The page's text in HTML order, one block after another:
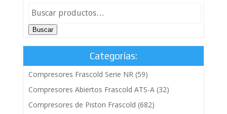
Buscar
Categorías:
Compresores Frascold Serie NR (59)
Compresores Abiertos Frascold ATS-A (32)
Compresores de Piston Frascold (682)